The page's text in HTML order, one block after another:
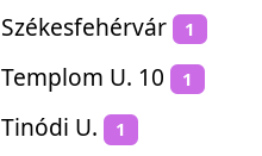
Székesfehérvár 1
Templom U. 10 1
Tinódi U. 1